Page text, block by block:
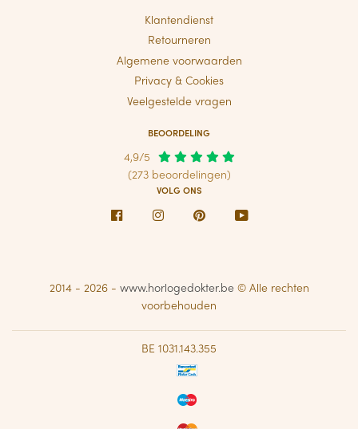
Klantendienst
Retourneren
Algemene voorwaarden
Privacy & Cookies
Veelgestelde vragen
BEOORDELING
4,9/5
(273 beoordelingen)
VOLG ONS
Facebook Instagram PinterestYoutube
2014 - 2026 - www.horlogedokter.be© Alle rechten
voorbehouden
BE 1031.143.355